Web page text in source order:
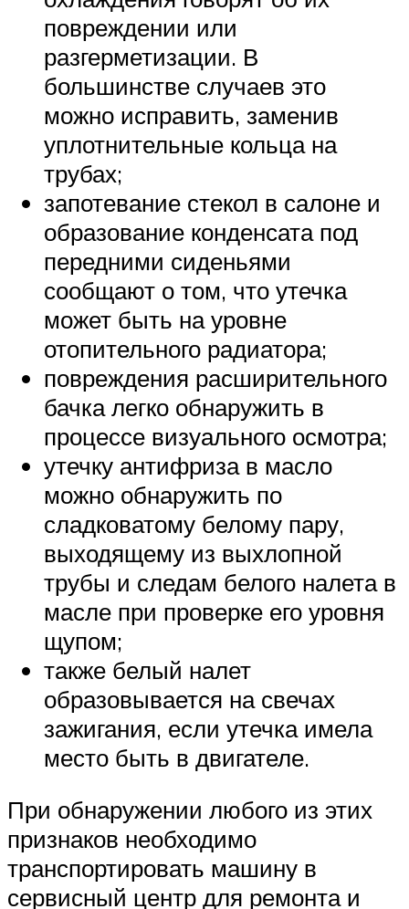
повреждении или
разгерметизации. В
большинстве случаев это
можно исправить, заменив
уплотнительные кольца на
трубах;
запотевание стекол в салоне и
образование конденсата под
передними сиденьями
сообщают о том, что утечка
может быть на уровне
отопительного радиатора;
повреждения расширительного
бачка легко обнаружить в
процессе визуального осмотра;
утечку антифриза в масло
можно обнаружить по
сладковатому белому пару,
выходящему из выхлопной
трубы и следам белого налета в
масле при проверке его уровня
щупом;
также белый налет
образовывается на свечах
зажигания, если утечка имела
место быть в двигателе.
При обнаружении любого из этих
признаков необходимо
транспортировать машину в
сервисный центр для ремонта и